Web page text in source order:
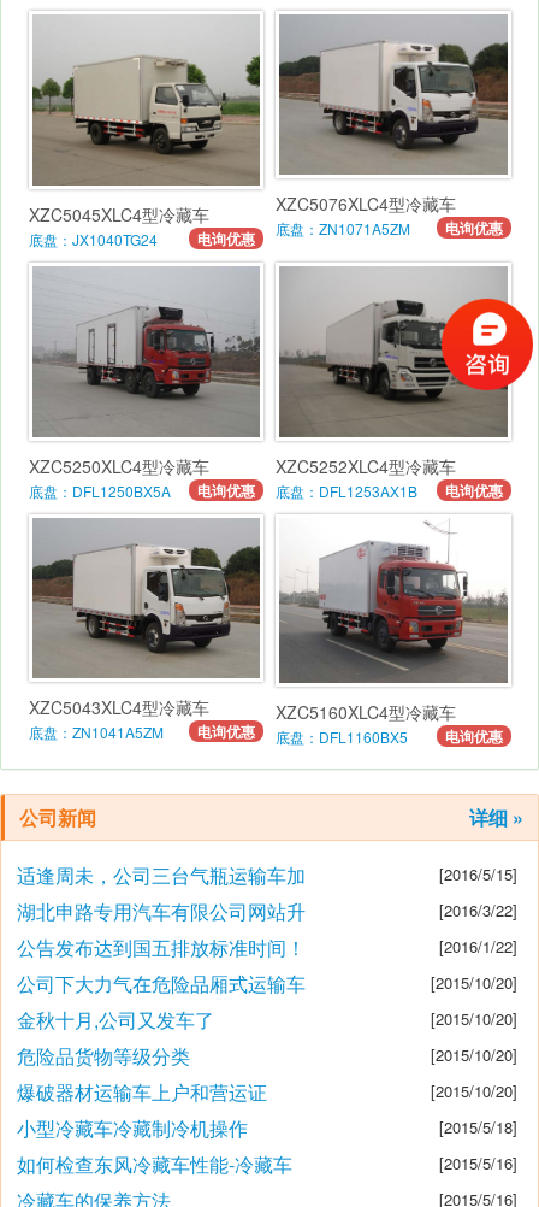
XZC5045XLC4型冷藏车
底盘：JX1040TG24 电询优惠
XZC5076XLC4型冷藏车
底盘：ZN1071A5ZM 电询优惠
XZC5250XLC4型冷藏车
底盘：DFL1250BX5A 电询优惠
XZC5252XLC4型冷藏车
底盘：DFL1253AX1B 电询优惠
XZC5043XLC4型冷藏车
底盘：ZN1041A5ZM 电询优惠
XZC5160XLC4型冷藏车
底盘：DFL1160BX5 电询优惠
公司新闻 详细 »
适逢周未，公司三台气瓶运输车加 [2016/5/15]
湖北申路专用汽车有限公司网站升 [2016/3/22]
公告发布达到国五排放标准时间！ [2016/1/22]
公司下大力气在危险品厢式运输车 [2015/10/20]
金秋十月,公司又发车了 [2015/10/20]
危险品货物等级分类 [2015/10/20]
爆破器材运输车上户和营运证 [2015/10/20]
小型冷藏车冷藏制冷机操作 [2015/5/18]
如何检查东风冷藏车性能-冷藏车 [2015/5/16]
冷藏车的保养方法 [2015/5/16]